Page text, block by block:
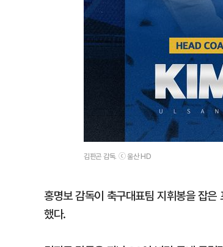
김판곤 감독. ⓒ 울산 HD
홍명보 감독이 축구대표팀 지휘봉을 잡
했다.